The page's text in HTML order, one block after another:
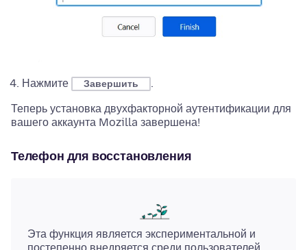
Нажмите Завершить
.
Теперь установка двухфакторной аутентификации для
вашего аккаунта Mozilla завершена!
Телефон для восстановления
Эта функция является экспериментальной и
постепенно внедряется среди пользователей